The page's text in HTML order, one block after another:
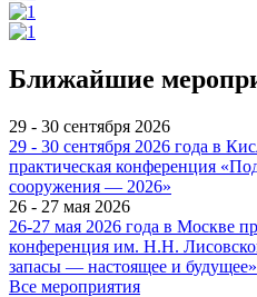
Ближайшие
29 - 30 сентября 2026
29 - 30 сентября 2026 года в
практическая конференция
сооружения — 2026»
26 - 27 мая 2026
26-27 мая 2026 года в Москве
конференция им. Н.Н.
запасы — настоящее и будущее»
Все мероприятия